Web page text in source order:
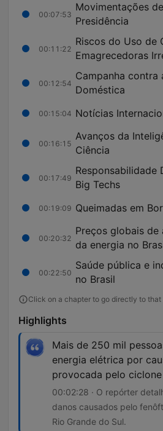
00:07:53
Movimentações
Presidência
00:11:22
Riscos do Uso de
Emagrecedoras
00:12:54
Campanha contra
Doméstica
00:15:04 Notícias
00:16:15
Avanços da
Ciência
00:17:49
Responsabilidade
Big Techs
00:19:09 Queimadas em
00:20:32
Preços globais de
da energia no
00:22:50
Saúde pública e
no Brasil
Click on a chapter to go directly to that
Highlights
Mais de 250 mil
energia elétrica por
provocada pelo ciclone
00:02:28 · O repórter
danos causados pelo
Rio Grande do Sul.